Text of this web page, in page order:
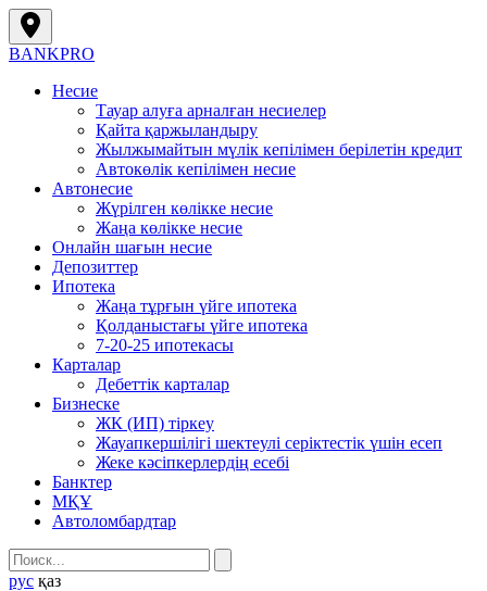
BANKPRO
Несие
Тауар алуға арналған несиелер
Қайта қаржыландыру
Жылжымайтын мүлік кепілімен берілетін кредит
Автокөлік кепілімен несие
Автонесие
Жүрілген көлікке несие
Жаңа көлікке несие
Онлайн шағын несие
Депозиттер
Ипотека
Жаңа тұрғын үйге ипотека
Қолданыстағы үйге ипотека
7-20-25 ипотекасы
Карталар
Дебеттік карталар
Бизнеске
ЖК (ИП) тіркеу
Жауапкершілігі шектеулі серіктестік үшін есеп
Жеке кәсіпкерлердің есебі
Банктер
МҚҰ
Автоломбардтар
рус қаз